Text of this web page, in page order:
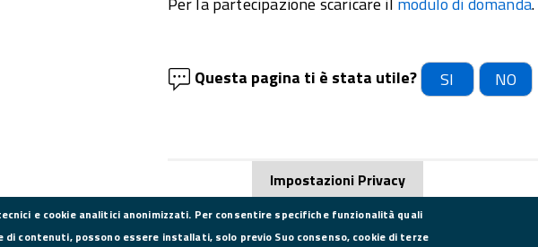
Questa pagina ti è stata utile? SI NO
Impostazioni Privacy
e cookie analitici anonimizzati. Per consentire specifiche funzionalità quali
di contenuti, possono essere installati, solo previo Suo consenso, cookie di terze